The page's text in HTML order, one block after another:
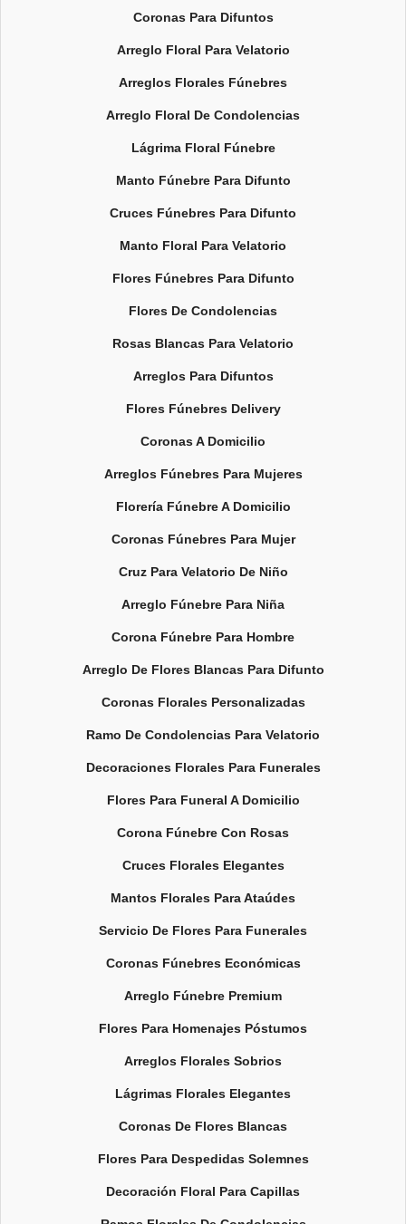
Coronas Para Difuntos
Arreglo Floral Para Velatorio
Arreglos Florales Fúnebres
Arreglo Floral De Condolencias
Lágrima Floral Fúnebre
Manto Fúnebre Para Difunto
Cruces Fúnebres Para Difunto
Manto Floral Para Velatorio
Flores Fúnebres Para Difunto
Flores De Condolencias
Rosas Blancas Para Velatorio
Arreglos Para Difuntos
Flores Fúnebres Delivery
Coronas A Domicilio
Arreglos Fúnebres Para Mujeres
Florería Fúnebre A Domicilio
Coronas Fúnebres Para Mujer
Cruz Para Velatorio De Niño
Arreglo Fúnebre Para Niña
Corona Fúnebre Para Hombre
Arreglo De Flores Blancas Para Difunto
Coronas Florales Personalizadas
Ramo De Condolencias Para Velatorio
Decoraciones Florales Para Funerales
Flores Para Funeral A Domicilio
Corona Fúnebre Con Rosas
Cruces Florales Elegantes
Mantos Florales Para Ataúdes
Servicio De Flores Para Funerales
Coronas Fúnebres Económicas
Arreglo Fúnebre Premium
Flores Para Homenajes Póstumos
Arreglos Florales Sobrios
Lágrimas Florales Elegantes
Coronas De Flores Blancas
Flores Para Despedidas Solemnes
Decoración Floral Para Capillas